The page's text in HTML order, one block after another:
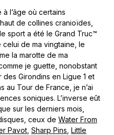
l’âge où certains
de collines cranioïdes,
sport a été le Grand Truc™
celui de ma vingtaine, le
la marotte de ma
je guette, nonobstant
Girondins en Ligue 1 et
au Tour de France, je n’ai
soniques. L’inverse eût
sur les derniers mois,
ceux de Water From
Pavot Sharp Pins Little